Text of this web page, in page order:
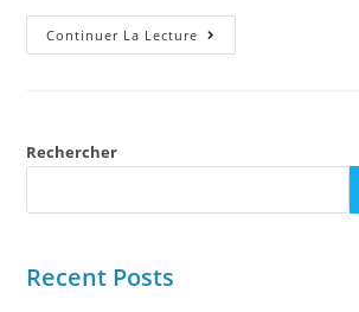
Continuer La Lecture
Rechercher
Recent Posts